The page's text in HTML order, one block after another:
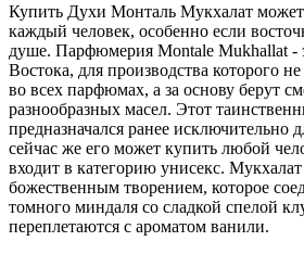
Купить Духи Монталь Мукхалат может
каждый человек, особенно если
душе. Парфюмерия Montale Mukhallat -
Востока, для производства которого
во всех парфюмах, а за основу берут
разнообразных масел. Этот
предназначался ранее исключительно
сейчас же его может купить любой
входит в категорию унисекс.
божественным творением, которое
томного миндаля со сладкой спелой
переплетаются с ароматом ванили.